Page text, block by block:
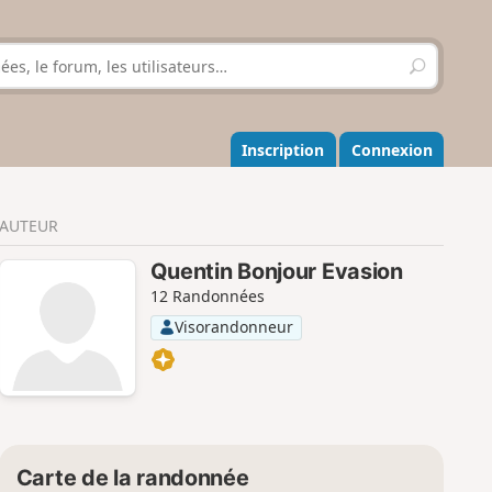
R
e
h
e
r
r
Inscription Connexion
AUTEUR
Quentin Bonjour Evasion
12 Randonnées
Visorandonneur
Carte de la randonnée